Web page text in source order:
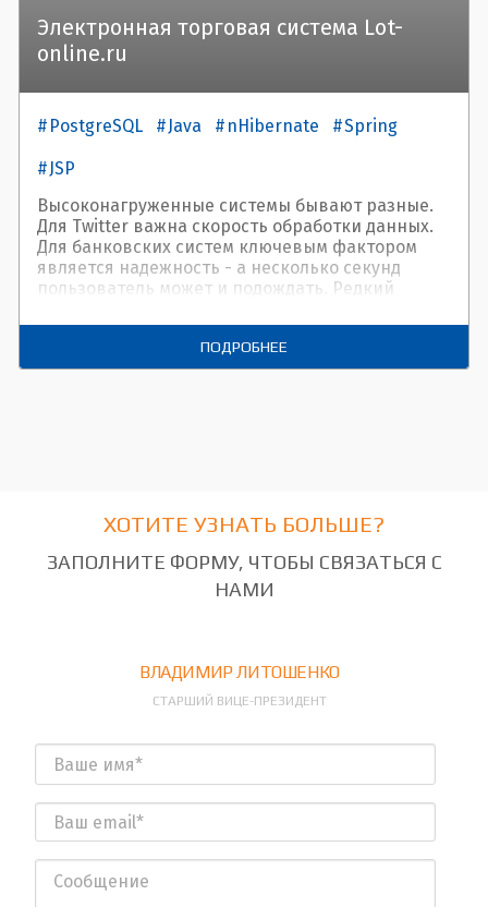
Электронная торговая система Lot-
online.ru
PostgreSQL Java nHibernate Spring
JSP
Высоконагруженные системы бывают разные.
Для Twitter важна скорость обработки данных.
Для банковских систем ключевым фактором
является надежность - а несколько секунд
пользователь может и подождать. Редкий
реакции и надежность - критически важны.
Такой случай - электронная торговая система
Lot-online.ru, которую мы создали для нашего
ПОДРОБНЕЕ
ХОТИТЕ УЗНАТЬ БОЛЬШЕ?
ЗАПОЛНИТЕ ФОРМУ, ЧТОБЫ СВЯЗАТЬСЯ С
НАМИ
ВЛАДИМИР ЛИТОШЕНКО
СТАРШИЙ ВИЦЕ-ПРЕЗИДЕНТ